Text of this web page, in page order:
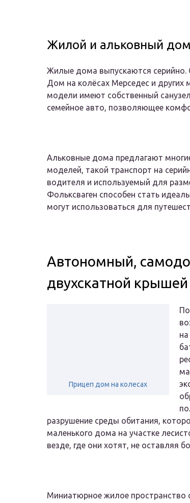
Жилой и альковный дом
Жилые дома выпускаются серийно.
Дом на колёсах Мерседес и других
модели имеют собственный
семейное авто, позволяющее
Альковные дома предлагают
моделей, такой транспорт на
водителя и используемый для
Фольксваген способен стать
могут использоваться для
Автономный,
двухскатной крышей
Прицеп дом на колесах
разрушение среды обитания,
маленького дома на участке
везде, где они хотят, не оставляя
Миниатюрное жилое пространство